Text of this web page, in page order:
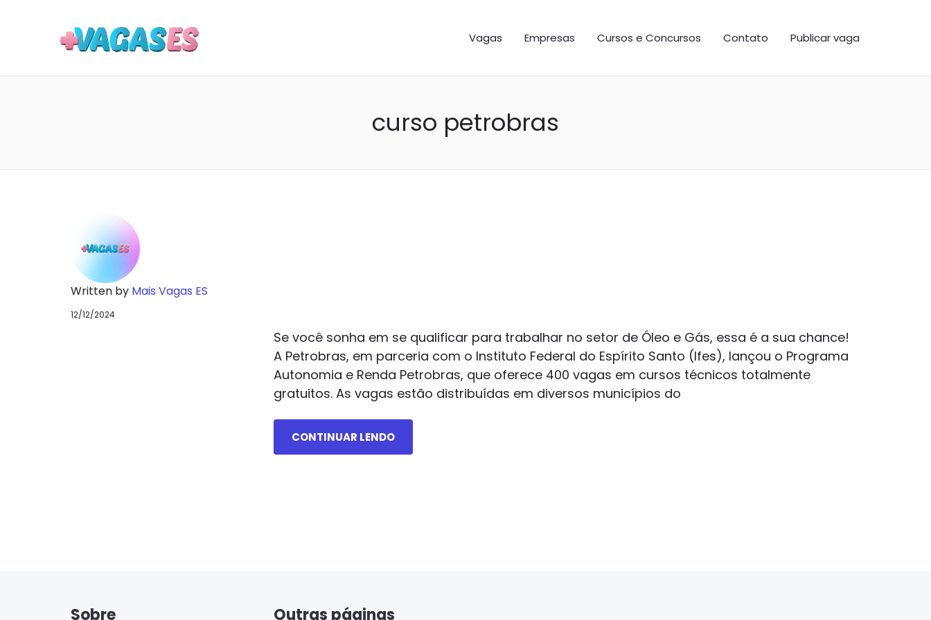
Vagas Empresas Cursos e Concursos Contato Publicar vaga
curso petrobras
Written by Mais Vagas ES
12/12/2024
Se você sonha em se qualificar para trabalhar no setor de Óleo e Gás, essa é a sua chance!
A Petrobras, em parceria com o Instituto Federal do Espírito Santo (Ifes), lançou o Programa
Autonomia e Renda Petrobras, que oferece 400 vagas em cursos técnicos totalmente
gratuitos. As vagas estão distribuídas em diversos municípios do
CONTINUAR LENDO
Sobre Outras páginas